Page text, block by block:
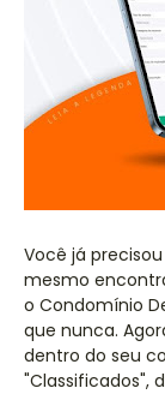
Você já
mesmo
o Condomínio
que nunca.
dentro do seu
"Classificados",